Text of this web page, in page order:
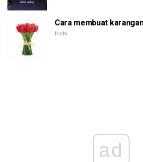
Cara membuat
Hobi
ad